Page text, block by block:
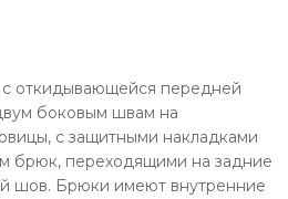
с откидывающейся передней
боковым швам на
с защитными накладками
брюк, переходящими на задние
шов. Брюки имеют внутренние